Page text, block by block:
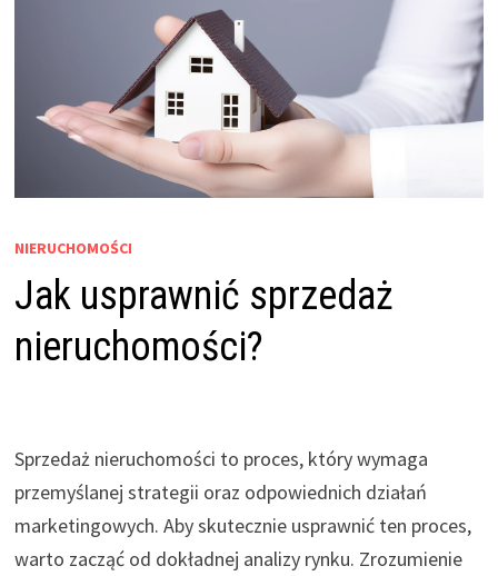
NIERUCHOMOŚCI
Jak usprawnić sprzedaż
nieruchomości?
Sprzedaż nieruchomości to proces, który wymaga
przemyślanej strategii oraz odpowiednich działań
marketingowych. Aby skutecznie usprawnić ten proces,
warto zacząć od dokładnej analizy rynku. Zrozumienie